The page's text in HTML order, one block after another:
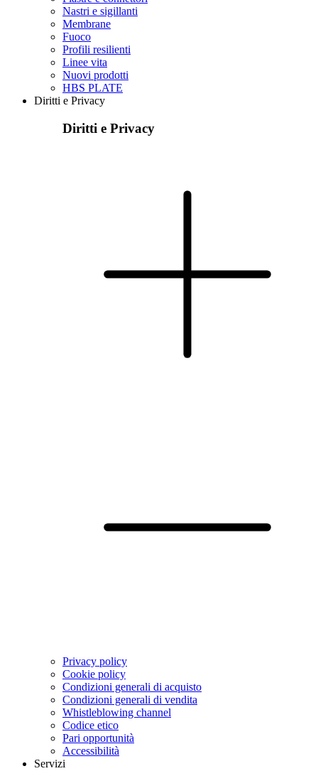
Nastri e sigillanti
Membrane
Fuoco
Profili resilienti
Linee vita
Nuovi prodotti
HBS PLATE
Diritti e Privacy
Diritti e Privacy
Privacy policy
Cookie policy
Condizioni generali di acquisto
Condizioni generali di vendita
Whistleblowing channel
Codice etico
Pari opportunità
Accessibilità
Servizi